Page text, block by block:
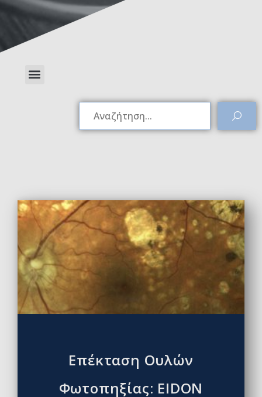
Επέκταση Ουλών
Φωτοπηξίας: EIDON